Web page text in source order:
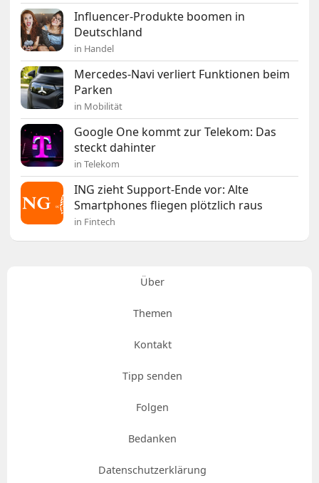
Influencer-Produkte boomen in
Deutschland
in Handel
Mercedes-Navi verliert Funktionen beim
Parken
in Mobilität
Google One kommt zur Telekom: Das
steckt dahinter
in Telekom
ING zieht Support-Ende vor: Alte
Smartphones fliegen plötzlich raus
in Fintech
Über
Themen
Kontakt
Tipp senden
Folgen
Bedanken
Datenschutzerklärung